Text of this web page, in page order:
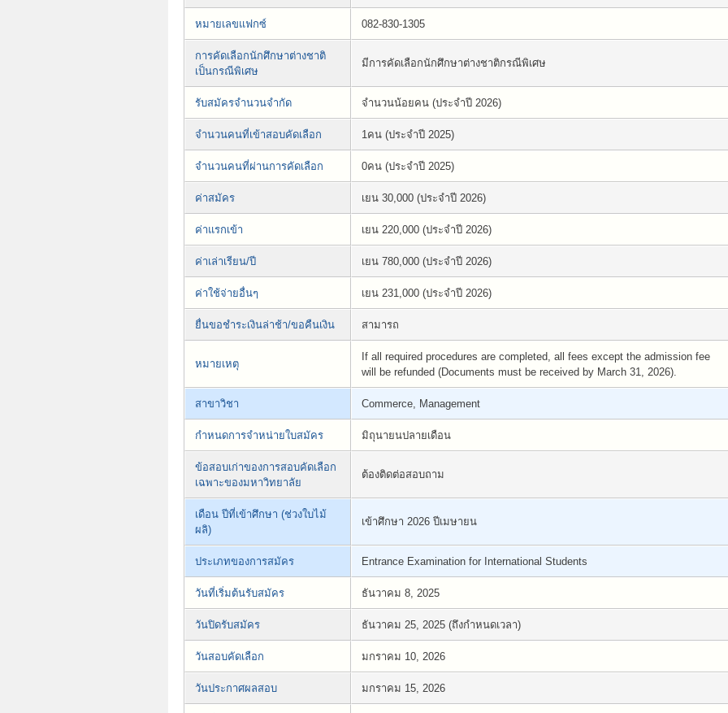
หมายเลขแฟกซ์ 082-830-1305
การคัดเลือกนักศึกษาต่างชาติ
เป็นกรณีพิเศษ
มีการคัดเลือกนักศึกษาต่างชาติกรณีพิเศษ
รับสมัครจำนวนจำกัด จำนวนน้อยคน (ประจำปี 2026)
จำนวนคนที่เข้าสอบคัดเลือก 1คน (ประจำปี 2025)
จำนวนคนที่ผ่านการคัดเลือก 0คน (ประจำปี 2025)
ค่าสมัคร เยน 30,000 (ประจำปี 2026)
ค่าแรกเข้า เยน 220,000 (ประจำปี 2026)
ค่าเล่าเรียน/ปี เยน 780,000 (ประจำปี 2026)
ค่าใช้จ่ายอื่นๆ เยน 231,000 (ประจำปี 2026)
ยื่นขอชำระเงินล่าช้า/ขอคืนเงิน สามารถ
หมายเหตุ
If all required procedures are completed, all fees except the admission fee
will be refunded (Documents must be received by March 31, 2026).
สาขาวิชา Commerce, Management
กำหนดการจำหน่ายใบสมัคร มิถุนายนปลายเดือน
ข้อสอบเก่าของการสอบคัดเลือก
เฉพาะของมหาวิทยาลัย
ต้องติดต่อสอบถาม
เดือน ปีที่เข้าศึกษา (ช่วงใบไม้
ผลิ)
เข้าศึกษา 2026 ปีเมษายน
ประเภทของการสมัคร Entrance Examination for International Students
วันที่เริ่มต้นรับสมัคร ธันวาคม 8, 2025
วันปิดรับสมัคร ธันวาคม 25, 2025 (ถึงกำหนดเวลา)
วันสอบคัดเลือก มกราคม 10, 2026
วันประกาศผลสอบ มกราคม 15, 2026